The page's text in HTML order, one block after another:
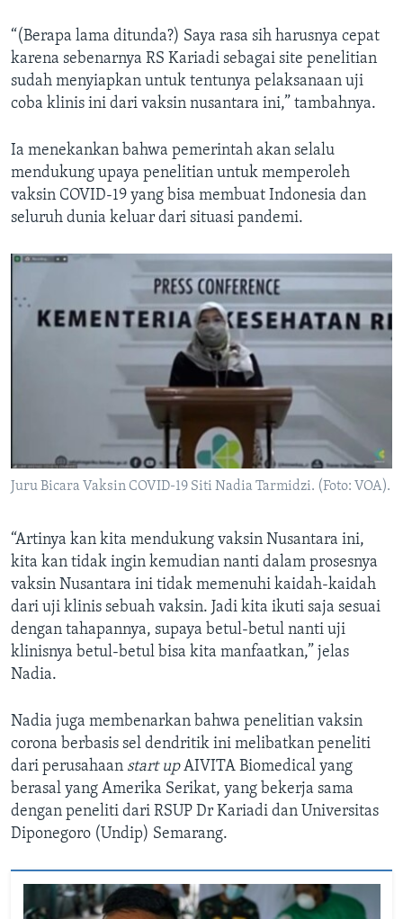
“(Berapa lama ditunda?) Saya rasa sih harusnya cepat
karena sebenarnya RS Kariadi sebagai site penelitian
sudah menyiapkan untuk tentunya pelaksanaan uji
coba klinis ini dari vaksin nusantara ini,” tambahnya.
Ia menekankan bahwa pemerintah akan selalu
mendukung upaya penelitian untuk memperoleh
vaksin COVID-19 yang bisa membuat Indonesia dan
seluruh dunia keluar dari situasi pandemi.
Juru Bicara Vaksin COVID-19 Siti Nadia Tarmidzi. (Foto: VOA).
“Artinya kan kita mendukung vaksin Nusantara ini,
kita kan tidak ingin kemudian nanti dalam prosesnya
vaksin Nusantara ini tidak memenuhi kaidah-kaidah
dari uji klinis sebuah vaksin. Jadi kita ikuti saja sesuai
dengan tahapannya, supaya betul-betul nanti uji
klinisnya betul-betul bisa kita manfaatkan,” jelas
Nadia.
Nadia juga membenarkan bahwa penelitian vaksin
corona berbasis sel dendritik ini melibatkan peneliti
dari perusahaan start upAIVITA Biomedical yang
berasal yang Amerika Serikat, yang bekerja sama
dengan peneliti dari RSUP Dr Kariadi dan Universitas
Diponegoro (Undip) Semarang.